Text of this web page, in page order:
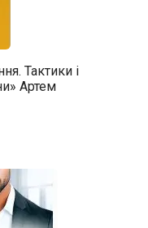
Тактики і
Артем